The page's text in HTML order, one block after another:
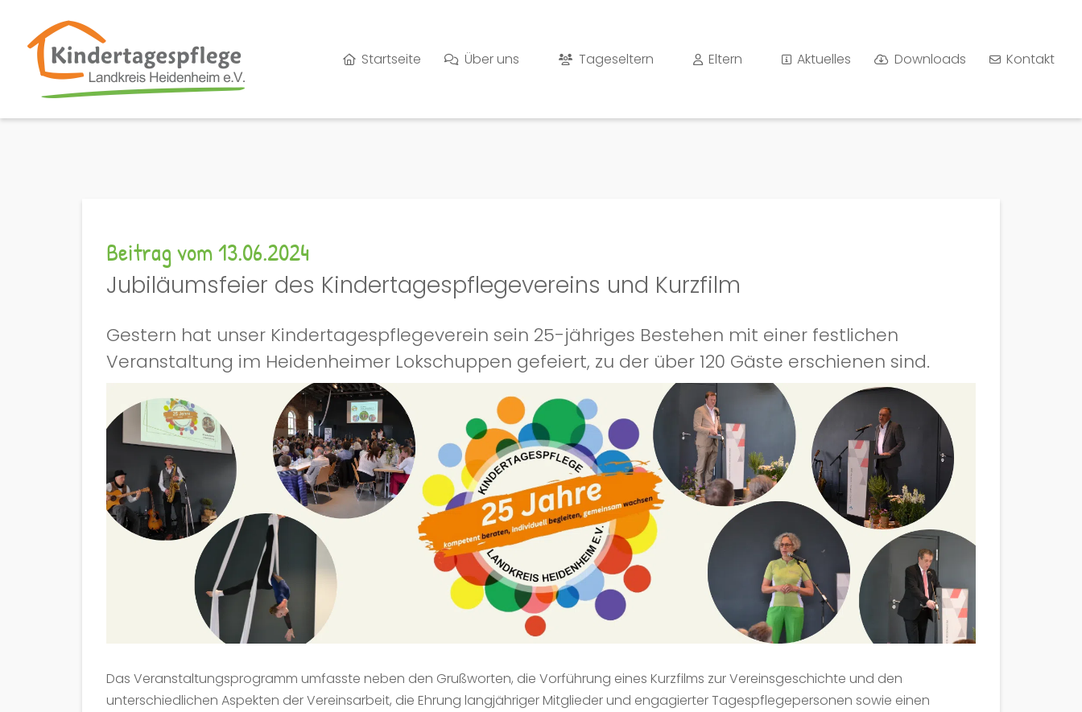
Startseite Über uns Tageseltern Eltern Aktuelles Downloads Kontakt
Beitrag vom 13.06.2024
Jubiläumsfeier des Kindertagespflegevereins und Kurzfilm
Gestern hat unser Kindertagespflegeverein sein 25-jähriges Bestehen mit einer festlichen
Veranstaltung im Heidenheimer Lokschuppen gefeiert, zu der über 120 Gäste erschienen sind.
Das Veranstaltungsprogramm umfasste neben den Grußworten, die Vorführung eines Kurzfilms zur Vereinsgeschichte und den
unterschiedlichen Aspekten der Vereinsarbeit, die Ehrung langjähriger Mitglieder und engagierter Tagespflegepersonen sowie einen